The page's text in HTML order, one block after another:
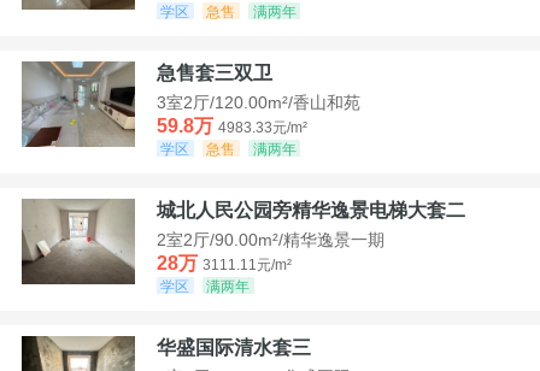
学区
急售 满两年
急售套三双卫
3室2厅/120.00m²/香山和苑
59.8万 4983.33元/m²
学区
急售 满两年
城北人民公园旁精华逸景电梯大套二
2室2厅/90.00m²/精华逸景一期
28万 3111.11元/m²
学区
满两年
华盛国际清水套三